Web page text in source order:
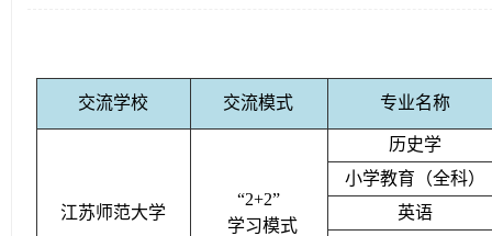
交流学校 交流模式 专业名称
江苏师范大学
“2+2”
学习模式
历史学
小学教育（全科）
英语